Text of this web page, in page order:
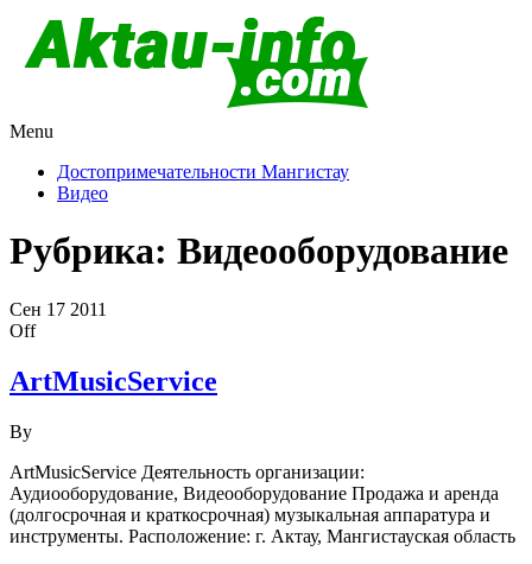
Казахстан
Menu
Достопримечательности Мангистау
Видео
Рубрика: Видеооборудование
Сен 17 2011
Off
ArtMusicService
By
ArtMusicService Деятельность организации:
Аудиооборудование, Видеооборудование Продажа и аренда
(долгосрочная и краткосрочная) музыкальная аппаратура и
инструменты. Расположение: г. Актау, Мангистауская область